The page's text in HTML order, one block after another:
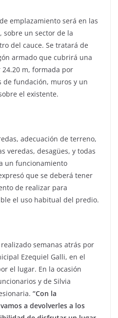
emplazamiento será en las
, sobre un sector de la
del cauce. Se tratará de
armado que cubrirá una
m, formada por
de fundación, muros y un
el existente.
adecuación de terreno,
veredas, desagües, y todas
un funcionamiento
que se deberá tener
de realizar para
el uso habitual del predio.
semanas atrás por
Ezequiel Galli, en el
el lugar. En la ocasión
y de Silvia
“Con la
a devolverles a los